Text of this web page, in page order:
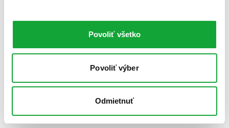
Povoliť všetko
Povoliť výber
Odmietnuť